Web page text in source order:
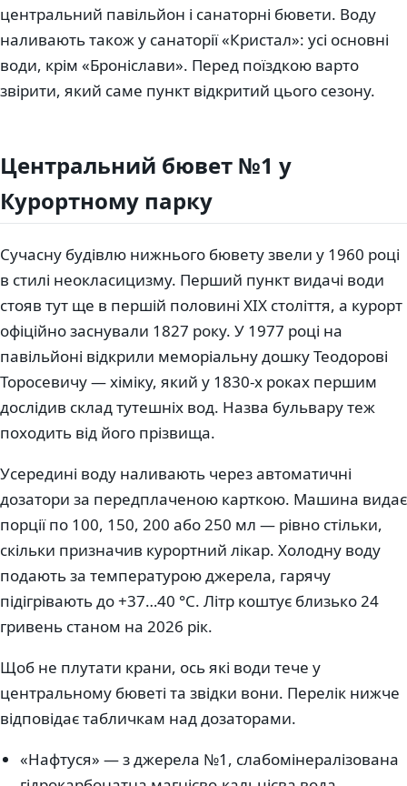
центральний павільйон і санаторні бювети. Воду
наливають також у санаторії «Кристал»: усі основні
води, крім «Броніслави». Перед поїздкою варто
звірити, який саме пункт відкритий цього сезону.
Центральний бювет №1 у
Курортному парку
Сучасну будівлю нижнього бювету звели у 1960 році
в стилі неокласицизму. Перший пункт видачі води
стояв тут ще в першій половині XIX століття, а курорт
офіційно заснували 1827 року. У 1977 році на
павільйоні відкрили меморіальну дошку Теодорові
Торосевичу — хіміку, який у 1830-х роках першим
дослідив склад тутешніх вод. Назва бульвару теж
походить від його прізвища.
Усередині воду наливають через автоматичні
дозатори за передплаченою карткою. Машина видає
порції по 100, 150, 200 або 250 мл — рівно стільки,
скільки призначив курортний лікар. Холодну воду
подають за температурою джерела, гарячу
підігрівають до +37…40 °C. Літр коштує близько 24
гривень станом на 2026 рік.
Щоб не плутати крани, ось які води тече у
центральному бюветі та звідки вони. Перелік нижче
відповідає табличкам над дозаторами.
«Нафтуся» — з джерела №1, слабомінералізована